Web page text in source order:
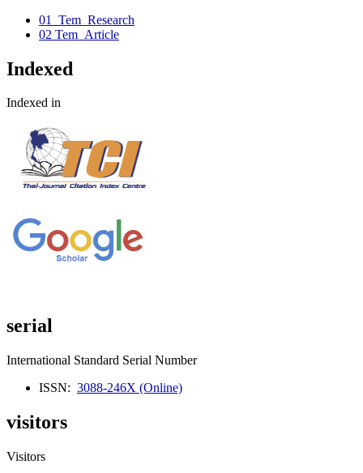
01_Tem_Research
02 Tem_Article
Indexed
Indexed in
serial
International Standard Serial Number
ISSN: 3088-246X (Online)
visitors
Visitors